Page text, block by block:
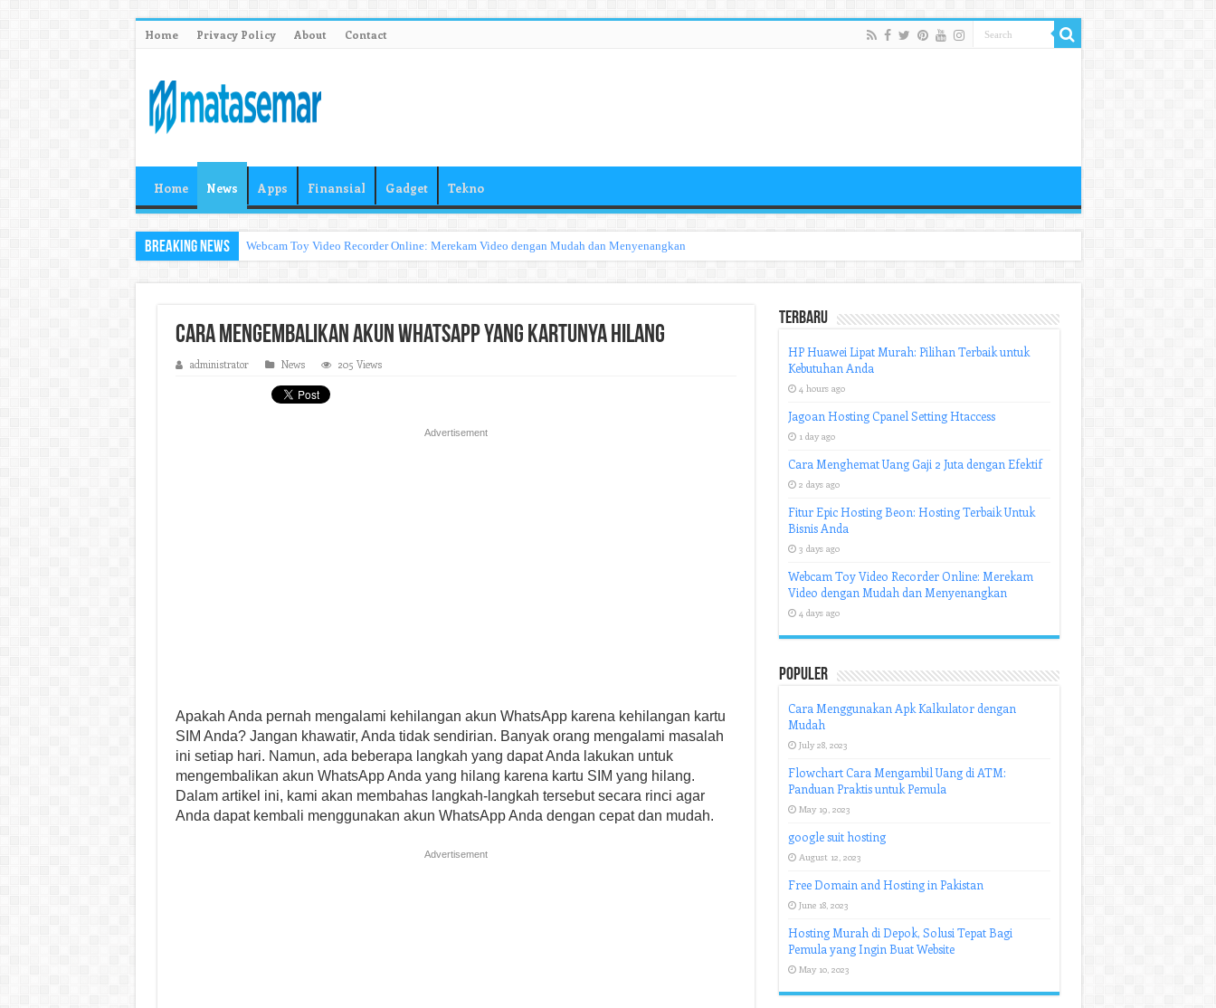
Home Privacy Policy About Contact
Home News Apps Finansial Gadget Tekno
Breaking News Webcam Toy Video Recorder Online: Merekam Video dengan Mudah dan Menyenangkan
Cara Mengembalikan Akun WhatsApp yang Kartunya Hilang
administrator News 205 Views
Advertisement
Apakah Anda pernah mengalami kehilangan akun WhatsApp karena kehilangan kartu
SIM Anda? Jangan khawatir, Anda tidak sendirian. Banyak orang mengalami masalah
ini setiap hari. Namun, ada beberapa langkah yang dapat Anda lakukan untuk
mengembalikan akun WhatsApp Anda yang hilang karena kartu SIM yang hilang.
Dalam artikel ini, kami akan membahas langkah-langkah tersebut secara rinci agar
Anda dapat kembali menggunakan akun WhatsApp Anda dengan cepat dan mudah.
Advertisement
Terbaru
HP Huawei Lipat Murah: Pilihan Terbaik untuk
Kebutuhan Anda
4 hours ago
Jagoan Hosting Cpanel Setting Htaccess
1 day ago
Cara Menghemat Uang Gaji 2 Juta dengan Efektif
2 days ago
Fitur Epic Hosting Beon: Hosting Terbaik Untuk
Bisnis Anda
3 days ago
Webcam Toy Video Recorder Online: Merekam
Video dengan Mudah dan Menyenangkan
4 days ago
Populer
Cara Menggunakan Apk Kalkulator dengan
Mudah
July 28, 2023
Flowchart Cara Mengambil Uang di ATM:
Panduan Praktis untuk Pemula
May 19, 2023
google suit hosting
August 12, 2023
Free Domain and Hosting in Pakistan
June 18, 2023
Hosting Murah di Depok, Solusi Tepat Bagi
Pemula yang Ingin Buat Website
May 10, 2023